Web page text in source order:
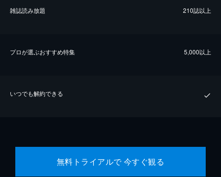
雑誌読み放題 210誌以上
プロが選ぶおすすめ特集 5,000以上
いつでも解約できる
無料トライアルで 今すぐ観る